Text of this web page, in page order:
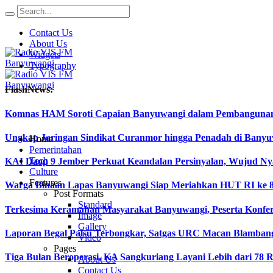
Contact Us
About Us
Widgets
Typography
FlashNews:
Komnas HAM Soroti Capaian Banyuwangi dalam
Ungkap Jaringan Sindikat Curanmor hingga Penadah di
KAI Daop 9 Jember Perkuat Keandalan Persinyalan, Wujud
Warga Binaan Lapas Banyuwangi Siap Meriahkan HUT RI ke
Terkesima Keramahan Masyarakat Banyuwangi, Peserta
Laporan Begal Palsu Terbongkar, Satgas URC Macan
Tiga Bulan Beroperasi, KA Sangkuriang Layani Lebih dari 78
Home
Pemerintahan
Tech
Culture
Features
Post Formats
Standard
Image
Gallery
Video
Pages
About Us
Contact Us